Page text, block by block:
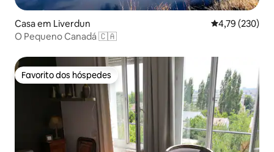
Casa em Liverdun Classificação
4,79 (230)
O Pequeno Canadá 🇨🇦
Favorito dos hóspedes
Favorito dos hóspedes